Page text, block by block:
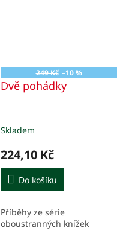
249 Kč –10 %
Dvě pohádky
Skladem
224,10 Kč
Do košíku
Příběhy ze série
oboustranných knížek